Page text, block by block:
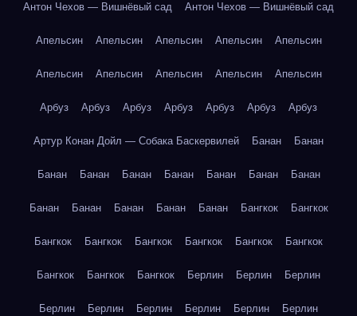
Антон Чехов — Вишнёвый сад Антон Чехов — Вишнёвый сад
Апельсин Апельсин Апельсин Апельсин Апельсин
Апельсин Апельсин Апельсин Апельсин Апельсин
Арбуз Арбуз Арбуз Арбуз Арбуз Арбуз Арбуз
Артур Конан Дойл — Собака Баскервилей Банан Банан
Банан Банан Банан Банан Банан Банан Банан
Банан Банан Банан Банан Банан Бангкок Бангкок
Бангкок Бангкок Бангкок Бангкок Бангкок Бангкок
Бангкок Бангкок Бангкок Берлин Берлин Берлин
Берлин Берлин Берлин Берлин Берлин Берлин